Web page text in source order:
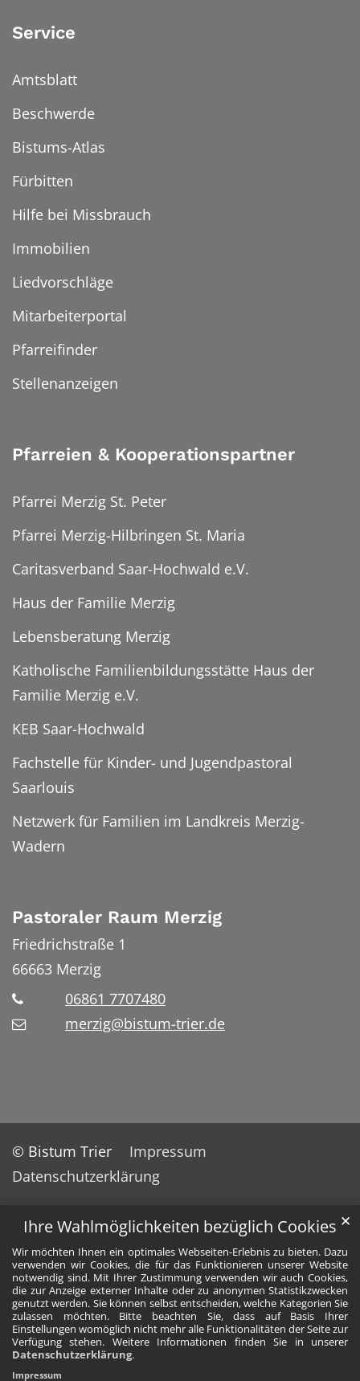
Ihre Wahlmöglichkeiten bezüglich Cookies
Wir möchten Ihnen ein optimales Webseiten-Erlebnis zu bieten. Dazu
verwenden wir Cookies, die für das Funktionieren unserer Website
notwendig sind. Mit Ihrer Zustimmung verwenden wir auch Cookies,
die zur Anzeige externer Inhalte oder zu anonymen Statistikzwecken
genutzt werden. Sie können selbst entscheiden, welche Kategorien Sie
zulassen möchten. Bitte beachten Sie, dass auf Basis Ihrer
Einstellungen womöglich nicht mehr alle Funktionalitäten der Seite zur
Verfügung stehen. Weitere Informationen finden Sie in unserer
Datenschutzerklärung.
✕
Impressum
Service
Amtsblatt
Beschwerde
Bistums-Atlas
Fürbitten
Hilfe bei Missbrauch
Immobilien
Liedvorschläge
Mitarbeiterportal
Pfarreifinder
Stellenanzeigen
Pfarreien & Kooperationspartner
Pfarrei Merzig St. Peter
Pfarrei Merzig-Hilbringen St. Maria
Caritasverband Saar-Hochwald e.V.
Haus der Familie Merzig
Lebensberatung Merzig
Katholische Familienbildungsstätte Haus der
Familie Merzig e.V.
KEB Saar-Hochwald
Fachstelle für Kinder- und Jugendpastoral
Saarlouis
Netzwerk für Familien im Landkreis Merzig-
Wadern
Pastoraler Raum Merzig
Friedrichstraße 1
66663 Merzig
06861 7707480
merzig@bistum-trier.de
© Bistum Trier
Impressum
Datenschutzerklärung